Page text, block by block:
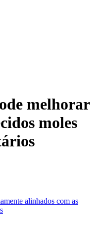
melhorar
moles
alinhados com as